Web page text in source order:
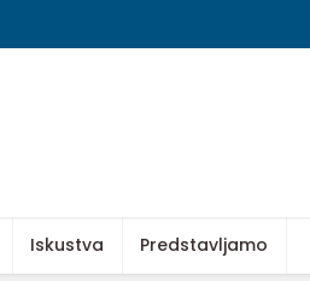
Iskustva Predstavljamo